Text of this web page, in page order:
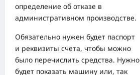
определение об отказе в
административном производстве.
Обязательно нужен будет паспорт
и реквизиты счета, чтобы можно
было перечислить средства. Нужно
будет показать машину или, так